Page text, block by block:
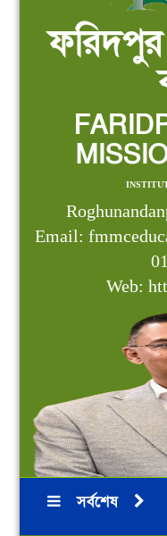
Email:
Web:
সর্বশেষ
2026 Board Exam